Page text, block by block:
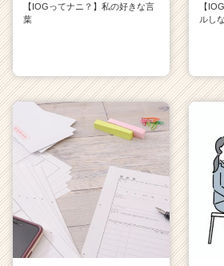
【IOGってナニ？】私の好きな言
葉
【
ルし